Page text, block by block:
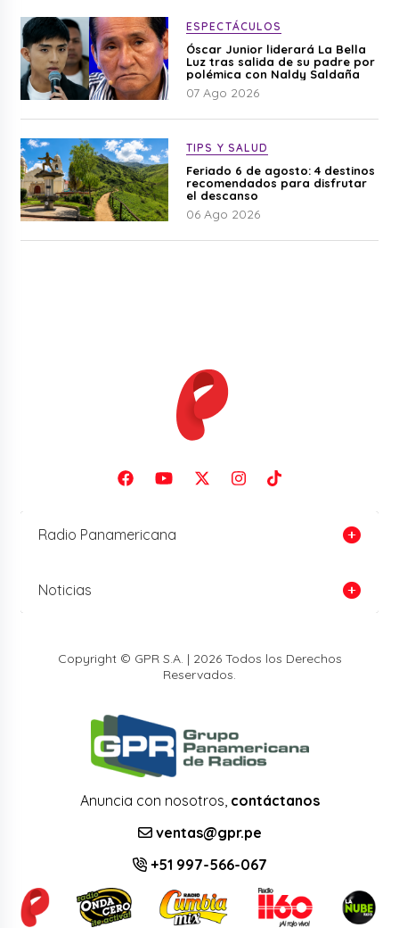
ESPECTÁCULOS
Óscar Junior liderará La Bella
Luz tras salida de su padre por
polémica con Naldy Saldaña
07 Ago 2026
TIPS Y SALUD
Feriado 6 de agosto: 4 destinos
recomendados para disfrutar
el descanso
06 Ago 2026
Radio Panamericana
Noticias
Copyright © GPR S.A. | 2026 Todos los Derechos
Reservados.
Anuncia con nosotros, contáctanos
ventas@gpr.pe
+51 997-566-067